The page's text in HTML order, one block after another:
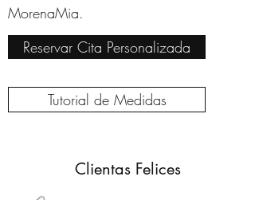
MorenaMia.
Reservar Cita Personalizada
Tutorial de Medidas
Clientas Felices